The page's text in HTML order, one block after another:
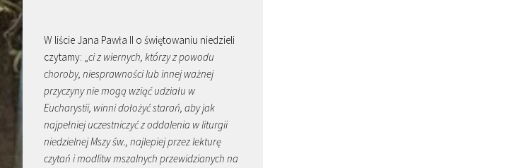
W liście Jana Pawła II o świętowaniu niedzieli
czytamy: „ci z wiernych, którzy z powodu
choroby, niesprawności lub innej ważnej
przyczyny nie mogą wziąć udziału w
Eucharystii, winni dołożyć starań, aby jak
najpełniej uczestniczyć z oddalenia w liturgii
niedzielnej Mszy św., najlepiej przez lekturę
czytań i modlitw mszalnych przewidzianych na